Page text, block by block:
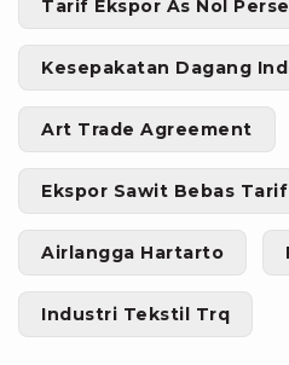
Tarif Ekspor As Nol
Kesepakatan Dagang
Art Trade Agreement
Ekspor Sawit Bebas Tarif
Airlangga Hartarto
Industri Tekstil Trq